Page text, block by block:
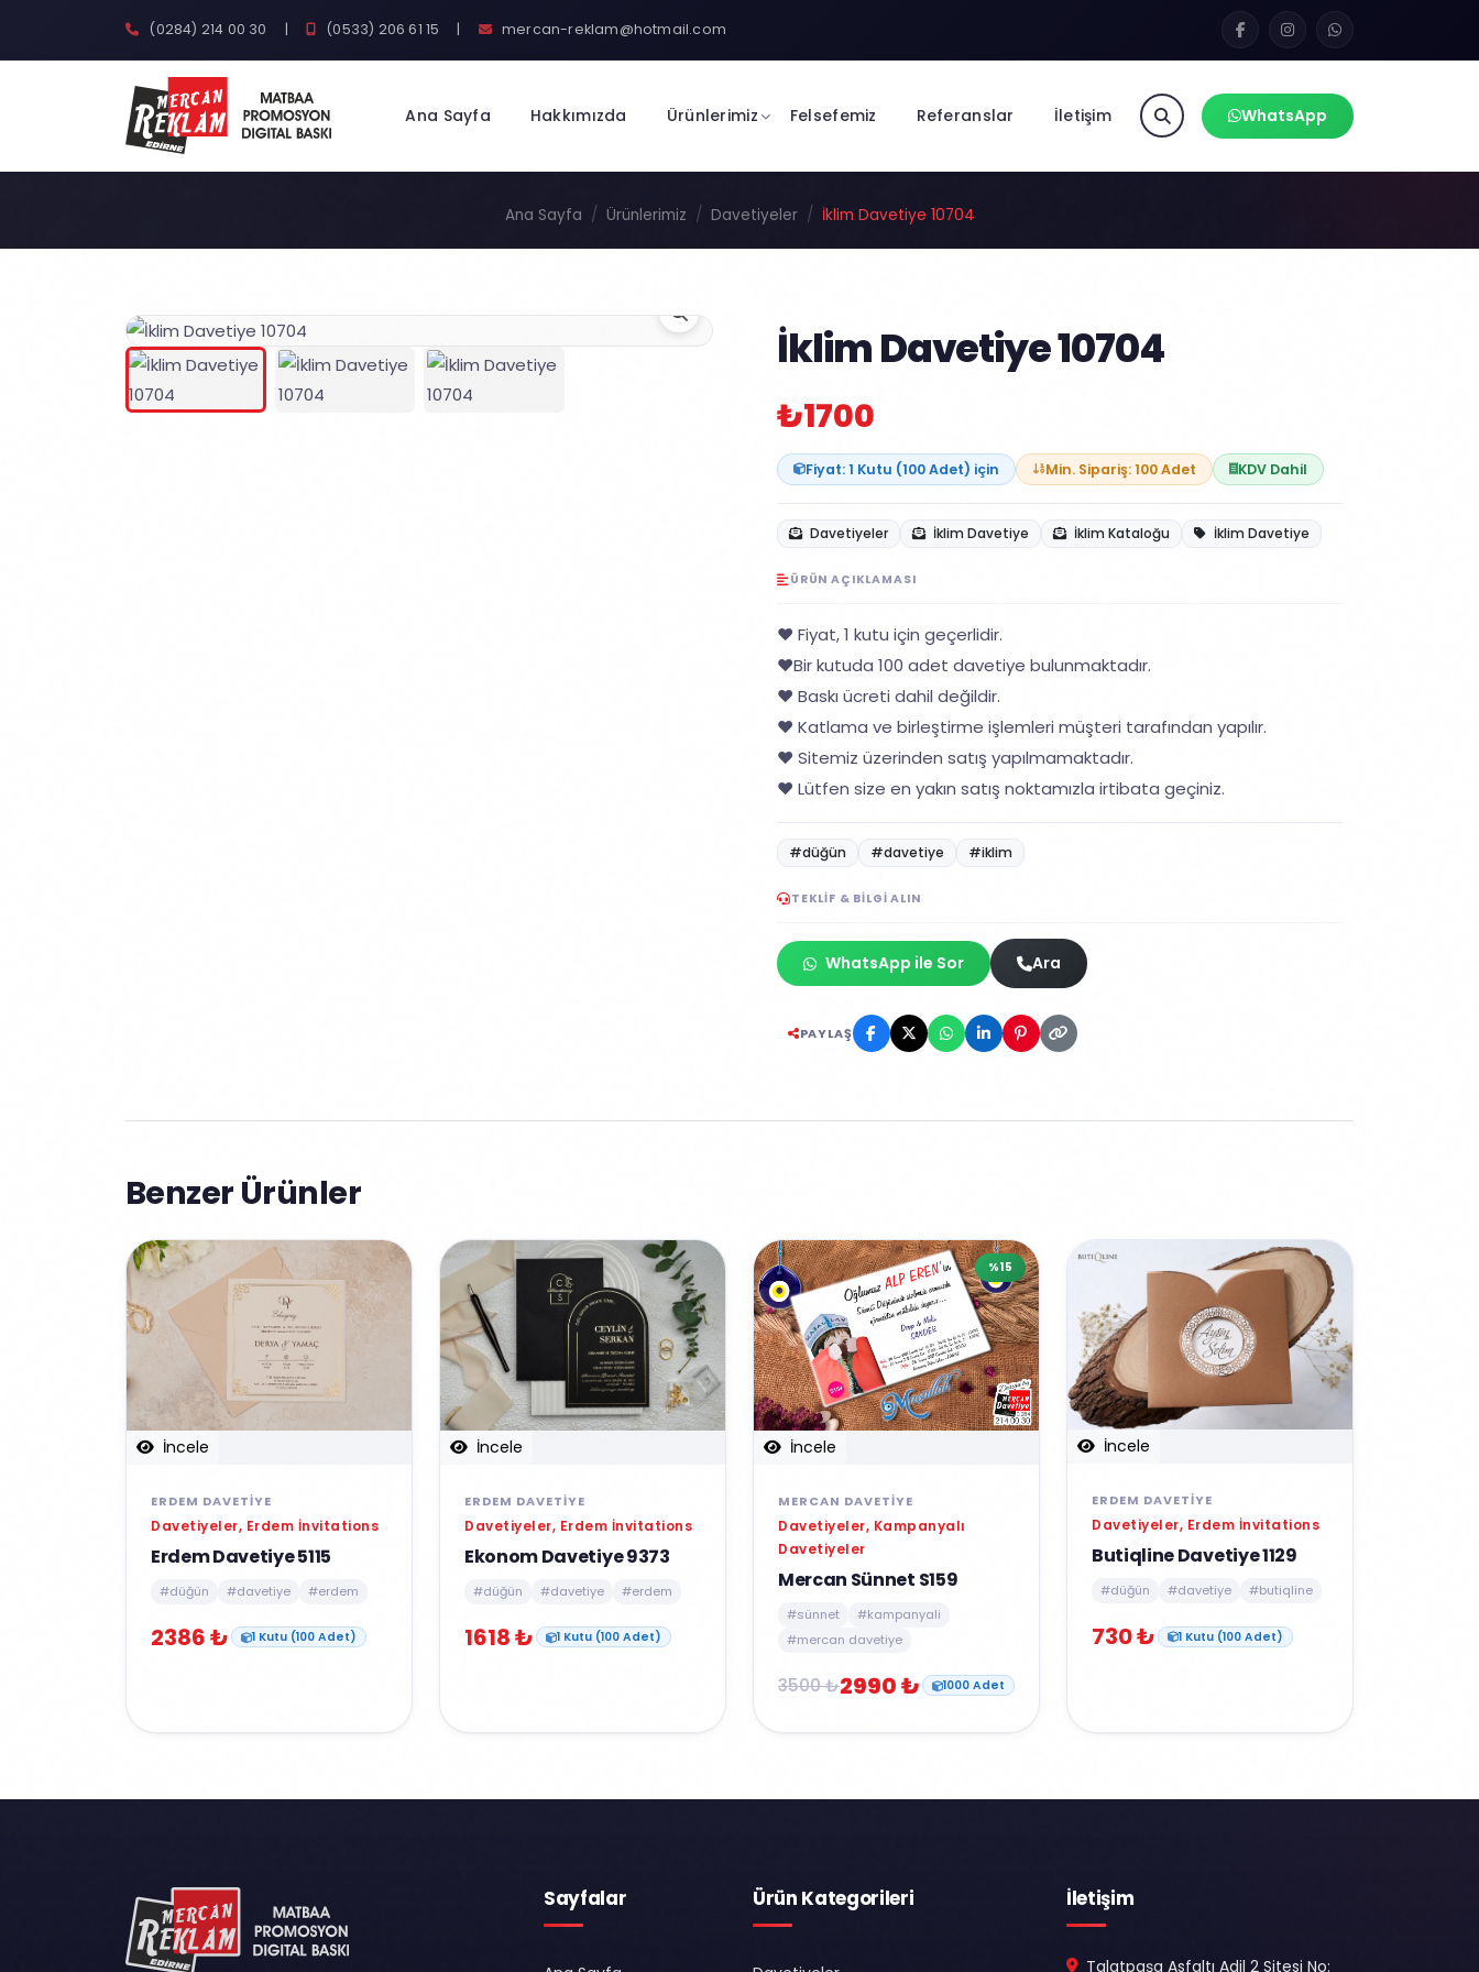
(0284) 214 00 30 | (0533) 206 61 15 | mercan-reklam@hotmail.com
Ana Sayfa Hakkımızda Ürünlerimiz Felsefemiz Referanslar İletişim WhatsApp
Ana Sayfa Ürünlerimiz Davetiyeler İklim Davetiye 10704
İklim Davetiye 10704
₺1700
Fiyat: 1 Kutu (100 Adet) için Min. Sipariş: 100 Adet KDV Dahil
Davetiyeler İklim Davetiye İklim Kataloğu İklim Davetiye
ÜRÜN AÇIKLAMASI
❤️ Fiyat, 1 kutu için geçerlidir.
❤️Bir kutuda 100 adet davetiye bulunmaktadır.
❤️ Baskı ücreti dahil değildir.
❤️ Katlama ve birleştirme işlemleri müşteri tarafından yapılır.
❤️ Sitemiz üzerinden satış yapılmamaktadır.
❤️ Lütfen size en yakın satış noktamızla irtibata geçiniz.
#düğün #davetiye #iklim
TEKLIF & BILGI ALIN
WhatsApp ile Sor Ara
PAYLAŞ
Benzer Ürünler
İncele
ERDEM DAVETIYE
Davetiyeler, Erdem İnvitations
Erdem Davetiye 5115
#düğün #davetiye #erdem
2386 ₺ 1 Kutu (100 Adet)
İncele
ERDEM DAVETIYE
Davetiyeler, Erdem İnvitations
Ekonom Davetiye 9373
#düğün #davetiye #erdem
1618 ₺ 1 Kutu (100 Adet)
İncele
%15
MERCAN DAVETIYE
Davetiyeler, Kampanyalı
Davetiyeler
Mercan Sünnet S159
#sünnet
#kampanyali
#mercan davetiye
3500 ₺2990 ₺ 1000 Adet
İncele
ERDEM DAVETIYE
Davetiyeler, Erdem İnvitations
Butiqline Davetiye 1129
#düğün #davetiye #butiqline
730 ₺ 1 Kutu (100 Adet)
Sayfalar Ürün Kategorileri İletişim
Talatpaşa Asfaltı Adil 2 Sitesi No: